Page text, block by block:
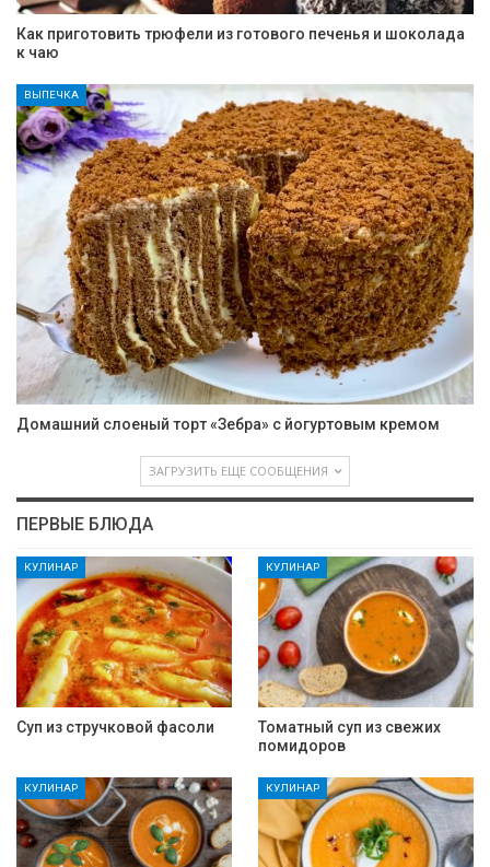
Как приготовить трюфели из готового печенья и шоколада
к чаю
ВЫПЕЧКА
Домашний слоеный торт «Зебра» с йогуртовым кремом
ЗАГРУЗИТЬ ЕЩЕ СООБЩЕНИЯ
ПЕРВЫЕ БЛЮДА
КУЛИНАР
Суп из стручковой фасоли
КУЛИНАР
Томатный суп из свежих
помидоров
КУЛИНАР КУЛИНАР